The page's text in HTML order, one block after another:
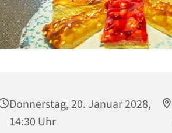
Donnerstag, 20. Januar 2028,
14:30 Uhr